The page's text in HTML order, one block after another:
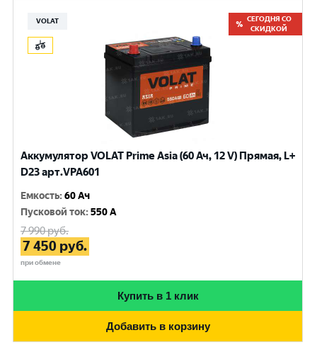
VOLAT
СЕГОДНЯ СО
СКИДКОЙ
Аккумулятор VOLAT Prime Asia (60 Ач, 12 V) Прямая, L+
D23 арт.VPA601
Емкость:60 Ач
Пусковой ток:550 A
7 990руб.
7 450 руб.
при обмене
Купить в 1 клик
Добавить в корзину